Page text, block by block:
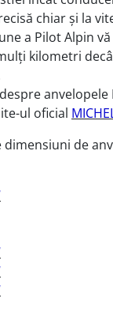
chiar și la
a Pilot Alpin
kilometri
anvelopele
ul oficial
dimensiuni de